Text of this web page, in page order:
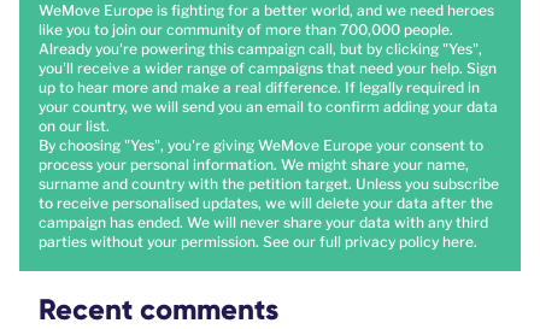
WeMove Europe is fighting for a better world, and we need heroes
like you to join our community of more than 700,000 people.
Already you're powering this campaign call, but by clicking "Yes",
you'll receive a wider range of campaigns that need your help. Sign
up to hear more and make a real difference. If legally required in
your country, we will send you an email to confirm adding your data
on our list.
By choosing "Yes", you're giving WeMove Europe your consent to
process your personal information. We might share your name,
surname and country with the petition target. Unless you subscribe
to receive personalised updates, we will delete your data after the
campaign has ended. We will never share your data with any third
parties without your permission. See our full privacy policy here.
Recent comments